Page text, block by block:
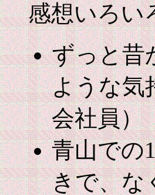
感想いろい
ずっと昔
ような気
会社員）
青山での
きで、な